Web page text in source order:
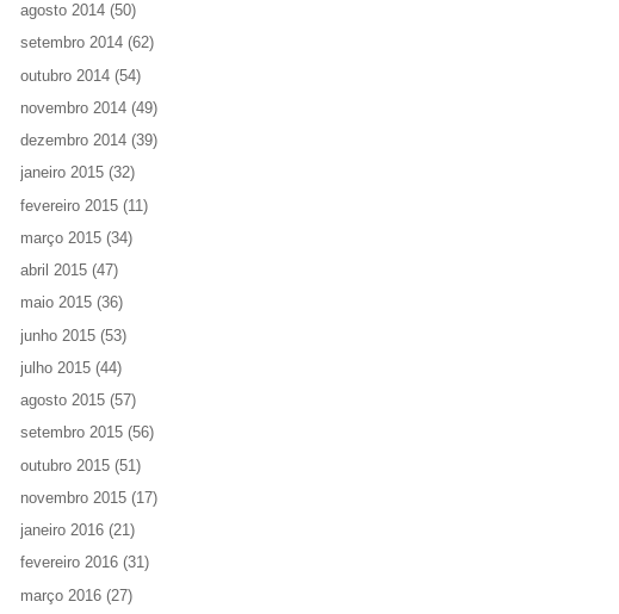
agosto 2014 (50)
setembro 2014 (62)
outubro 2014 (54)
novembro 2014 (49)
dezembro 2014 (39)
janeiro 2015 (32)
fevereiro 2015 (11)
março 2015 (34)
abril 2015 (47)
maio 2015 (36)
junho 2015 (53)
julho 2015 (44)
agosto 2015 (57)
setembro 2015 (56)
outubro 2015 (51)
novembro 2015 (17)
janeiro 2016 (21)
fevereiro 2016 (31)
março 2016 (27)